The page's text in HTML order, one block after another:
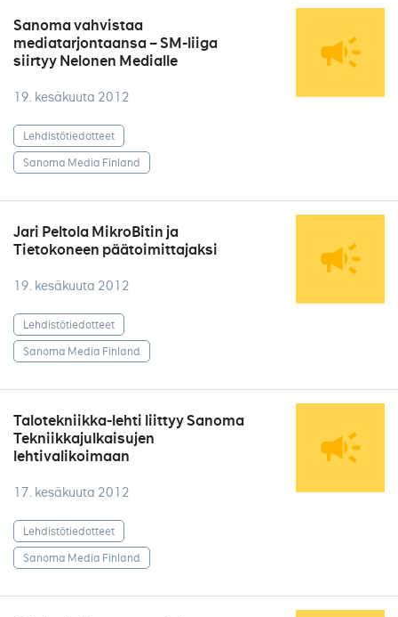
Sanoma vahvistaa
mediatarjontaansa – SM-liiga
siirtyy Nelonen Medialle
19. kesäkuuta 2012
Lehdistötiedotteet
Sanoma Media Finland
Jari Peltola MikroBitin ja
Tietokoneen päätoimittajaksi
19. kesäkuuta 2012
Lehdistötiedotteet
Sanoma Media Finland
Talotekniikka-lehti liittyy Sanoma
Tekniikkajulkaisujen
lehtivalikoimaan
17. kesäkuuta 2012
Lehdistötiedotteet
Sanoma Media Finland